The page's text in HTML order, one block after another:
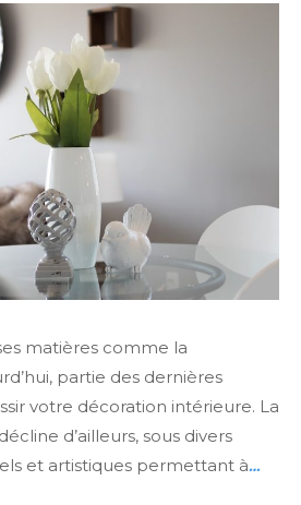
matières comme la
partie des dernières
votre décoration intérieure. La
d’ailleurs, sous divers
et artistiques permettant à…